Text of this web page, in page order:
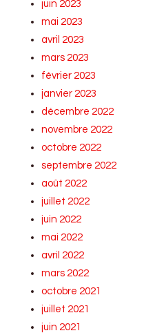
juin 2023
mai 2023
avril 2023
mars 2023
février 2023
janvier 2023
décembre 2022
novembre 2022
octobre 2022
septembre 2022
août 2022
juillet 2022
juin 2022
mai 2022
avril 2022
mars 2022
octobre 2021
juillet 2021
juin 2021